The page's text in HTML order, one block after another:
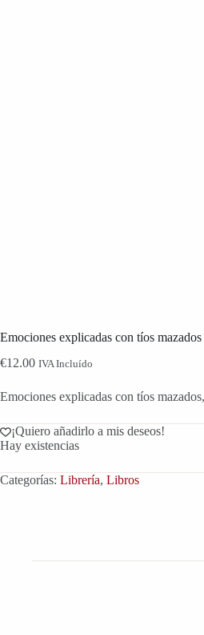
Emociones explicadas con tíos mazados
€12.00 IVA Incluído
Emociones explicadas con tíos
¡Quiero añadirlo a mis deseos!
Hay existencias
Categorías: Librería, Libros